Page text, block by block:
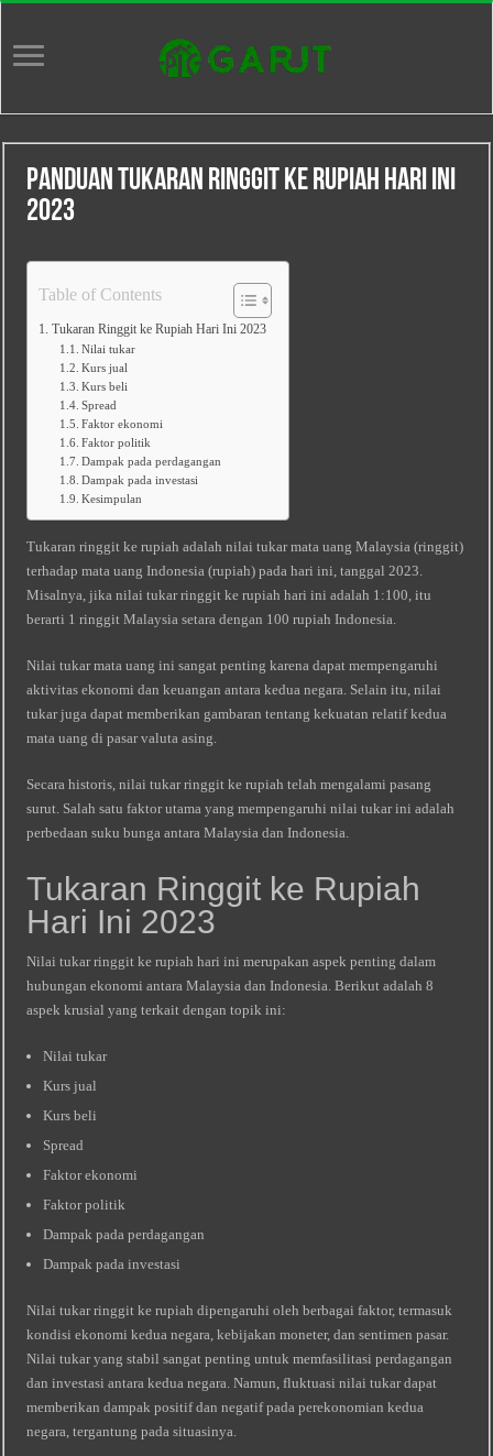
Panduan Tukaran Ringgit ke Rupiah Hari Ini
2023
Table of Contents
Tukaran Ringgit ke Rupiah Hari Ini 2023
Nilai tukar
Kurs jual
Kurs beli
Spread
Faktor ekonomi
Faktor politik
Dampak pada perdagangan
Dampak pada investasi
Kesimpulan
Tukaran ringgit ke rupiah adalah nilai tukar mata uang Malaysia (ringgit)
terhadap mata uang Indonesia (rupiah) pada hari ini, tanggal 2023.
Misalnya, jika nilai tukar ringgit ke rupiah hari ini adalah 1:100, itu
berarti 1 ringgit Malaysia setara dengan 100 rupiah Indonesia.
Nilai tukar mata uang ini sangat penting karena dapat mempengaruhi
aktivitas ekonomi dan keuangan antara kedua negara. Selain itu, nilai
tukar juga dapat memberikan gambaran tentang kekuatan relatif kedua
mata uang di pasar valuta asing.
Secara historis, nilai tukar ringgit ke rupiah telah mengalami pasang
surut. Salah satu faktor utama yang mempengaruhi nilai tukar ini adalah
perbedaan suku bunga antara Malaysia dan Indonesia.
Tukaran Ringgit ke Rupiah
Hari Ini 2023
Nilai tukar ringgit ke rupiah hari ini merupakan aspek penting dalam
hubungan ekonomi antara Malaysia dan Indonesia. Berikut adalah 8
aspek krusial yang terkait dengan topik ini:
Nilai tukar
Kurs jual
Kurs beli
Spread
Faktor ekonomi
Faktor politik
Dampak pada perdagangan
Dampak pada investasi
Nilai tukar ringgit ke rupiah dipengaruhi oleh berbagai faktor, termasuk
kondisi ekonomi kedua negara, kebijakan moneter, dan sentimen pasar.
Nilai tukar yang stabil sangat penting untuk memfasilitasi perdagangan
dan investasi antara kedua negara. Namun, fluktuasi nilai tukar dapat
memberikan dampak positif dan negatif pada perekonomian kedua
negara, tergantung pada situasinya.